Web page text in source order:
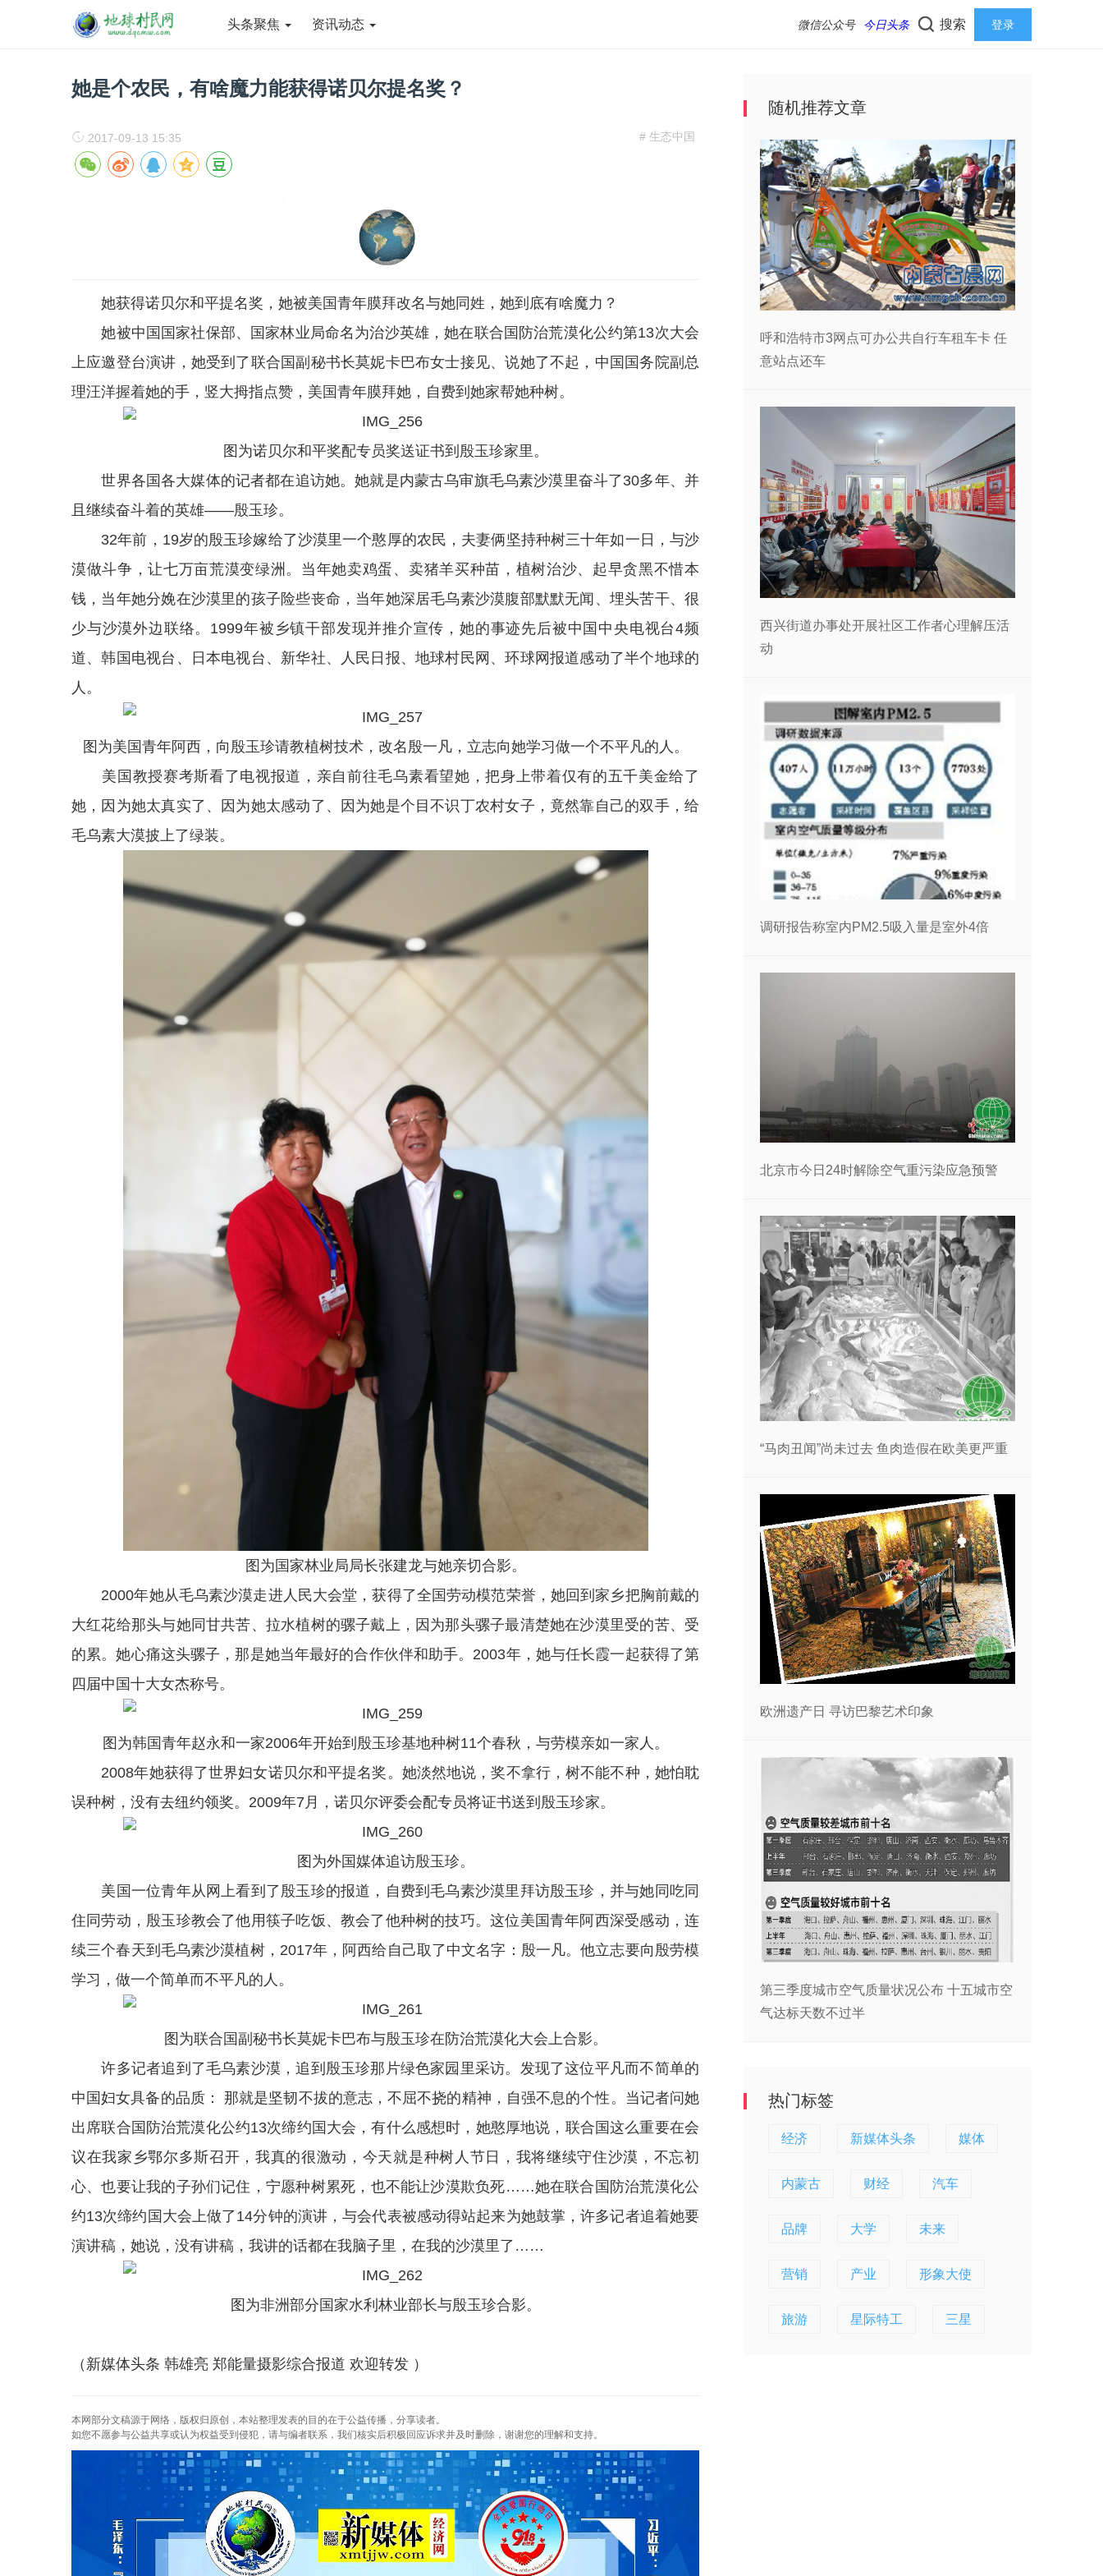
头条聚焦 资讯动态 微信公众号 今日头条 搜索 登录
她是个农民，有啥魔力能获得诺贝尔提名奖？
# 生态中国
2017-09-13 15:35
她获得诺贝尔和平提名奖，她被美国青年膜拜改名与她同姓，她到底有啥魔力？
她被中国国家社保部、国家林业局命名为治沙英雄，她在联合国防治荒漠化公约第13次大会
上应邀登台演讲，她受到了联合国副秘书长莫妮卡巴布女士接见、说她了不起，中国国务院副总
理汪洋握着她的手，竖大拇指点赞，美国青年膜拜她，自费到她家帮她种树。
图为诺贝尔和平奖配专员奖送证书到殷玉珍家里。
世界各国各大媒体的记者都在追访她。她就是内蒙古乌审旗毛乌素沙漠里奋斗了30多年、并
且继续奋斗着的英雄——殷玉珍。
32年前，19岁的殷玉珍嫁给了沙漠里一个憨厚的农民，夫妻俩坚持种树三十年如一日，与沙
漠做斗争，让七万亩荒漠变绿洲。当年她卖鸡蛋、卖猪羊买种苗，植树治沙、起早贪黑不惜本
钱，当年她分娩在沙漠里的孩子险些丧命，当年她深居毛乌素沙漠腹部默默无闻、埋头苦干、很
少与沙漠外边联络。1999年被乡镇干部发现并推介宣传，她的事迹先后被中国中央电视台4频
道、韩国电视台、日本电视台、新华社、人民日报、地球村民网、环球网报道感动了半个地球的
人。
图为美国青年阿西，向殷玉珍请教植树技术，改名殷一凡，立志向她学习做一个不平凡的人。
美国教授赛考斯看了电视报道，亲自前往毛乌素看望她，把身上带着仅有的五千美金给了
她，因为她太真实了、因为她太感动了、因为她是个目不识丁农村女子，竟然靠自己的双手，给
毛乌素大漠披上了绿装。
图为国家林业局局长张建龙与她亲切合影。
2000年她从毛乌素沙漠走进人民大会堂，获得了全国劳动模范荣誉，她回到家乡把胸前戴的
大红花给那头与她同甘共苦、拉水植树的骡子戴上，因为那头骡子最清楚她在沙漠里受的苦、受
的累。她心痛这头骡子，那是她当年最好的合作伙伴和助手。2003年，她与任长霞一起获得了第
四届中国十大女杰称号。
图为韩国青年赵永和一家2006年开始到殷玉珍基地种树11个春秋，与劳模亲如一家人。
2008年她获得了世界妇女诺贝尔和平提名奖。她淡然地说，奖不拿行，树不能不种，她怕耽
误种树，没有去纽约领奖。2009年7月，诺贝尔评委会配专员将证书送到殷玉珍家。
图为外国媒体追访殷玉珍。
美国一位青年从网上看到了殷玉珍的报道，自费到毛乌素沙漠里拜访殷玉珍，并与她同吃同
住同劳动，殷玉珍教会了他用筷子吃饭、教会了他种树的技巧。这位美国青年阿西深受感动，连
续三个春天到毛乌素沙漠植树，2017年，阿西给自己取了中文名字：殷一凡。他立志要向殷劳模
学习，做一个简单而不平凡的人。
图为联合国副秘书长莫妮卡巴布与殷玉珍在防治荒漠化大会上合影。
许多记者追到了毛乌素沙漠，追到殷玉珍那片绿色家园里采访。发现了这位平凡而不简单的
中国妇女具备的品质： 那就是坚韧不拔的意志，不屈不挠的精神，自强不息的个性。当记者问她
出席联合国防治荒漠化公约13次缔约国大会，有什么感想时，她憨厚地说，联合国这么重要在会
议在我家乡鄂尔多斯召开，我真的很激动，今天就是种树人节日，我将继续守住沙漠，不忘初
心、也要让我的子孙们记住，宁愿种树累死，也不能让沙漠欺负死……她在联合国防治荒漠化公
约13次缔约国大会上做了14分钟的演讲，与会代表被感动得站起来为她鼓掌，许多记者追着她要
演讲稿，她说，没有讲稿，我讲的话都在我脑子里，在我的沙漠里了……
图为非洲部分国家水利林业部长与殷玉珍合影。
（新媒体头条 韩雄亮 郑能量摄影综合报道 欢迎转发 ）
本网部分文稿源于网络，版权归原创，本站整理发表的目的在于公益传播，分享读者。
如您不愿参与公益共享或认为权益受到侵犯，请与编者联系，我们核实后积极回应诉求并及时删除，谢谢您的理解和支持。
随机推荐文章
呼和浩特市3网点可办公共自行车租车卡 任
意站点还车
西兴街道办事处开展社区工作者心理解压活
动​
调研报告称室内PM2.5吸入量是室外4倍
北京市今日24时解除空气重污染应急预警
“马肉丑闻”尚未过去 鱼肉造假在欧美更严重
欧洲遗产日 寻访巴黎艺术印象
第三季度城市空气质量状况公布 十五城市空
气达标天数不过半
热门标签
经济 新媒体头条 媒体
内蒙古 财经 汽车
品牌 大学 未来
营销 产业 形象大使
旅游 星际特工 三星